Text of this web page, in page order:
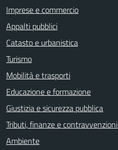
Imprese e commercio
Appalti pubblici
Catasto e urbanistica
Turismo
Mobilità e trasporti
Educazione e formazione
Giustizia e sicurezza pubblica
Tributi, finanze e contravvenzioni
Ambiente